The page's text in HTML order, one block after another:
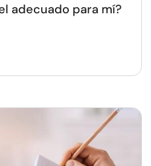
adecuado para mí?